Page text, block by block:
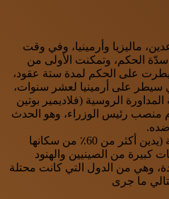
ماليزيا وأرمينيا، وفي وقت
الحكم، وتمكنت الأولى من
على الحكم لمدة ستة عقود،
سيطر على أرمينيا لعشر سنوات،
الروسية (فلاديمير بوتين
منصب رئيس الوزراء، وهو الحدث
ضده.
تعتبر ماليزيا من الدول الإسلامية (يدين أكثر من 60٪ من سكانها
كبيرة من الصينيين والهنود
وهي من الدول التي كانت محتلة